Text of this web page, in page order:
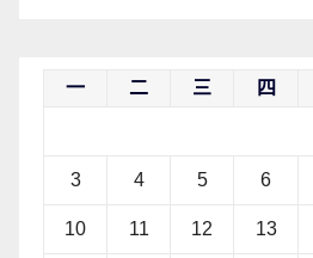
一 二 三 四
3 4 5 6
10 11 12 13